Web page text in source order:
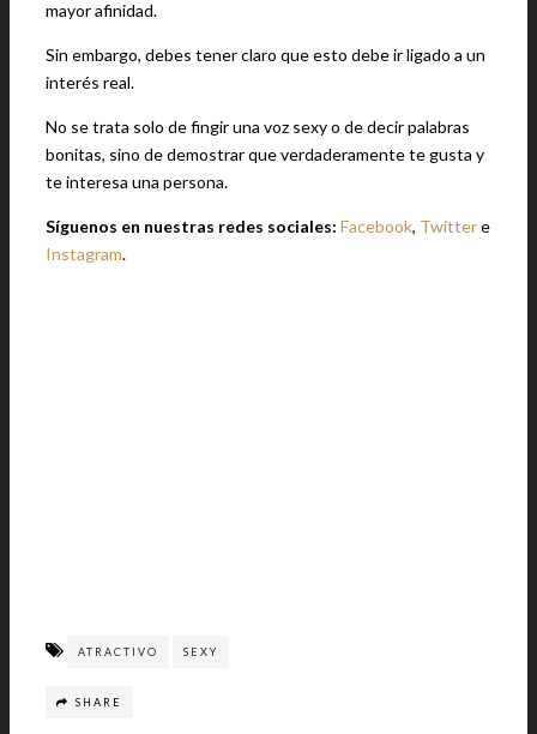
mayor afinidad.
Sin embargo, debes tener claro que esto debe ir ligado a un
interés real.
No se trata solo de fingir una voz sexy o de decir palabras
bonitas, sino de demostrar que verdaderamente te gusta y
te interesa una persona.
Síguenos en nuestras redes sociales: Facebook, Twittere
Instagram.
ATRACTIVO SEXY
SHARE